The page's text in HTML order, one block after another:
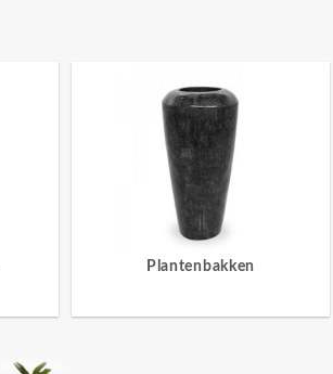
Plantenbakken